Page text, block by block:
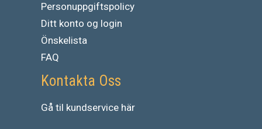
Personuppgiftspolicy
Ditt konto og login
Önskelista
FAQ
Kontakta Oss
Gå til kundservice här